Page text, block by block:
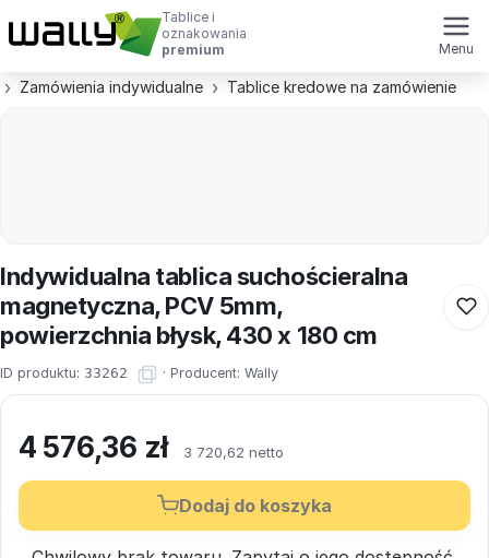
Tablice i
oznakowania
premium
Menu
Zamówienia indywidualne Tablice kredowe na zamówienie
Indywidualna tablica suchościeralna
magnetyczna, PCV 5mm,
powierzchnia błysk, 430 x 180 cm
ID produktu: 33262 · Producent: Wally
4 576,36 zł 3 720,62 netto
Dodaj do koszyka